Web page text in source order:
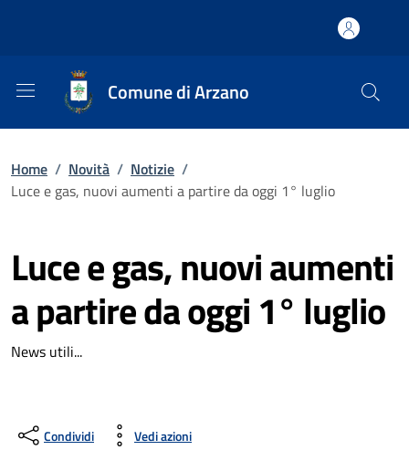
Comune di Arzano
Home / Novità / Notizie /
Luce e gas, nuovi aumenti a partire da oggi 1° luglio
Luce e gas, nuovi aumenti
a partire da oggi 1° luglio
News utili...
Condividi Vedi azioni